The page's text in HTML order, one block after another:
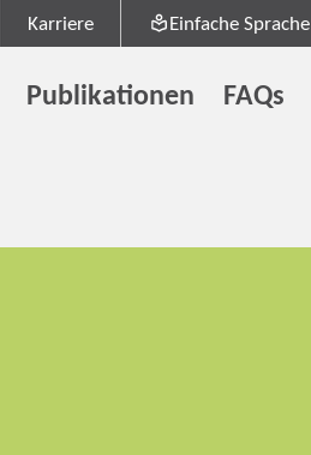
Karriere Einfache Sprache
Publikationen
FAQs